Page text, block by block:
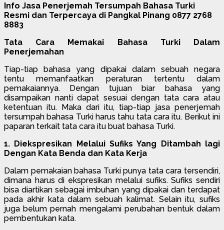
Info Jasa Penerjemah Tersumpah Bahasa Turki
Resmi dan Terpercaya di Pangkal Pinang 0877 2768
8883
Tata Cara Memakai Bahasa Turki Dalam
Penerjemahan
Tiap-tiap bahasa yang dipakai dalam sebuah negara
tentu memanfaatkan peraturan tertentu dalam
pemakaiannya. Dengan tujuan biar bahasa yang
disampaikan nanti dapat sesuai dengan tata cara atau
ketentuan itu. Maka dari itu, tiap-tiap jasa penerjemah
tersumpah bahasa Turki harus tahu tata cara itu. Berikut ini
paparan terkait tata cara itu buat bahasa Turki.
1. Diekspresikan Melalui Sufiks Yang Ditambah lagi
Dengan Kata Benda dan Kata Kerja
Dalam pemakaian bahasa Turki punya tata cara tersendiri,
dimana harus di ekspresikan melalui sufiks. Sufiks sendiri
bisa diartikan sebagai imbuhan yang dipakai dan terdapat
pada akhir kata dalam sebuah kalimat. Selain itu, sufiks
juga belum pernah mengalami perubahan bentuk dalam
pembentukan kata.